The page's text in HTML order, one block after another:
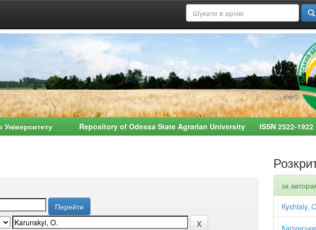
Університету Repository of Odessa State Agrarian University ISSN 2522-1922
за
Kyshlaly,